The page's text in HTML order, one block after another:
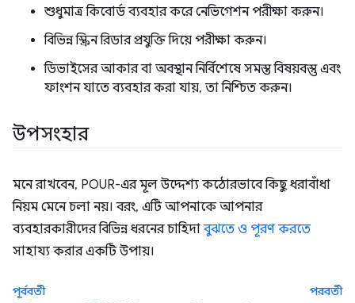
শুধুমাত্র কিবোর্ড ব্যবহার করে নেভিগেশন পরীক্ষা করুন।
বিভিন্ন স্ক্রিন রিডার প্রযুক্তি দিয়ে পরীক্ষা করুন।
ডিভাইসের আকার বা অবস্থান নির্বিশেষে সমস্ত বিষয়বস্তু এবং
ফাংশন যাতে ব্যবহার করা যায়, তা নিশ্চিত করুন।
উপসংহার
মনে রাখবেন, POUR-এর মূল উদ্দেশ্য কঠোরভাবে কিছু ধরাবাঁধা
নিয়ম মেনে চলা নয়। বরং, এটি আপনাকে আপনার
ব্যবহারকারীদের বিভিন্ন ধরনের চাহিদাবুঝতে ও পূরণ করতে
সাহায্য করার একটি উপায়।
পূর্ববর্তী
পরবর্তী